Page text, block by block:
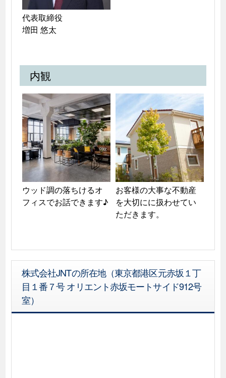
代表取締役
増田 悠太
内観
ウッド調の落ちけるオ
フィスでお話できます♪
お客様の大事な不動産
を大切にに扱わせてい
ただきます。
株式会社JNTの所在地（東京都港区元赤坂１丁
目１番７号 オリエント赤坂モートサイド912号
室）